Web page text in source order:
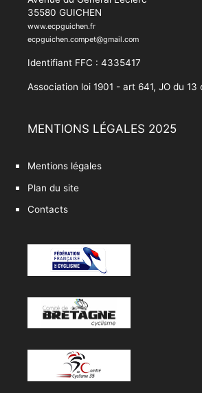
35580 GUICHEN
www.ecpguichen.fr
ecpguichen.compet@gmail.com
Identifiant FFC : 4335417
Association loi 1901 - art 641, JO du 13
MENTIONS LÉGALES 2025
Mentions légales
Plan du site
Contacts